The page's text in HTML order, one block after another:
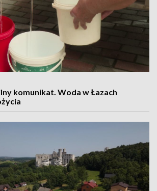
komunikat. Woda w Łazach